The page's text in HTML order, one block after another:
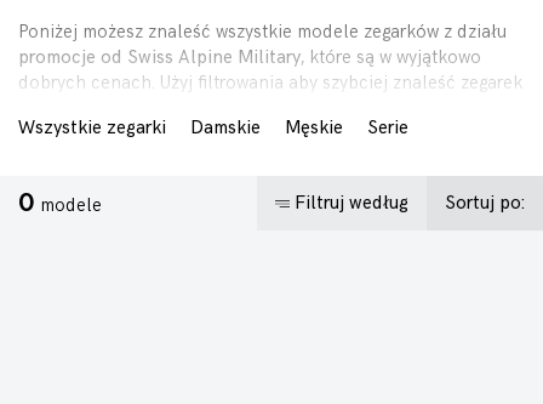
Poniżej możesz znaleść wszystkie modele zegarków z działu
promocje od Swiss Alpine Military, które są w wyjątkowo
dobrych cenach. Użyj filtrowania aby szybciej znaleść zegarek
Wszystkie zegarki
Damskie Męskie Serie
0 modele Sortuj po:
Filtruj według